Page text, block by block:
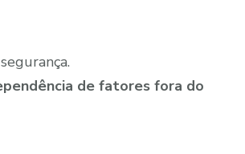
de fatores fora do